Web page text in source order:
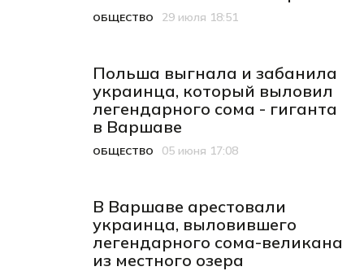
Категория
ОБЩЕСТВО
Дата публикации
29 июля 18:51
Польша выгнала и забанила
украинца, который выловил
легендарного сома - гиганта
в Варшаве
Категория
ОБЩЕСТВО
Дата публикации
05 июня 17:08
В Варшаве арестовали
украинца, выловившего
легендарного сома-великана
из местного озера